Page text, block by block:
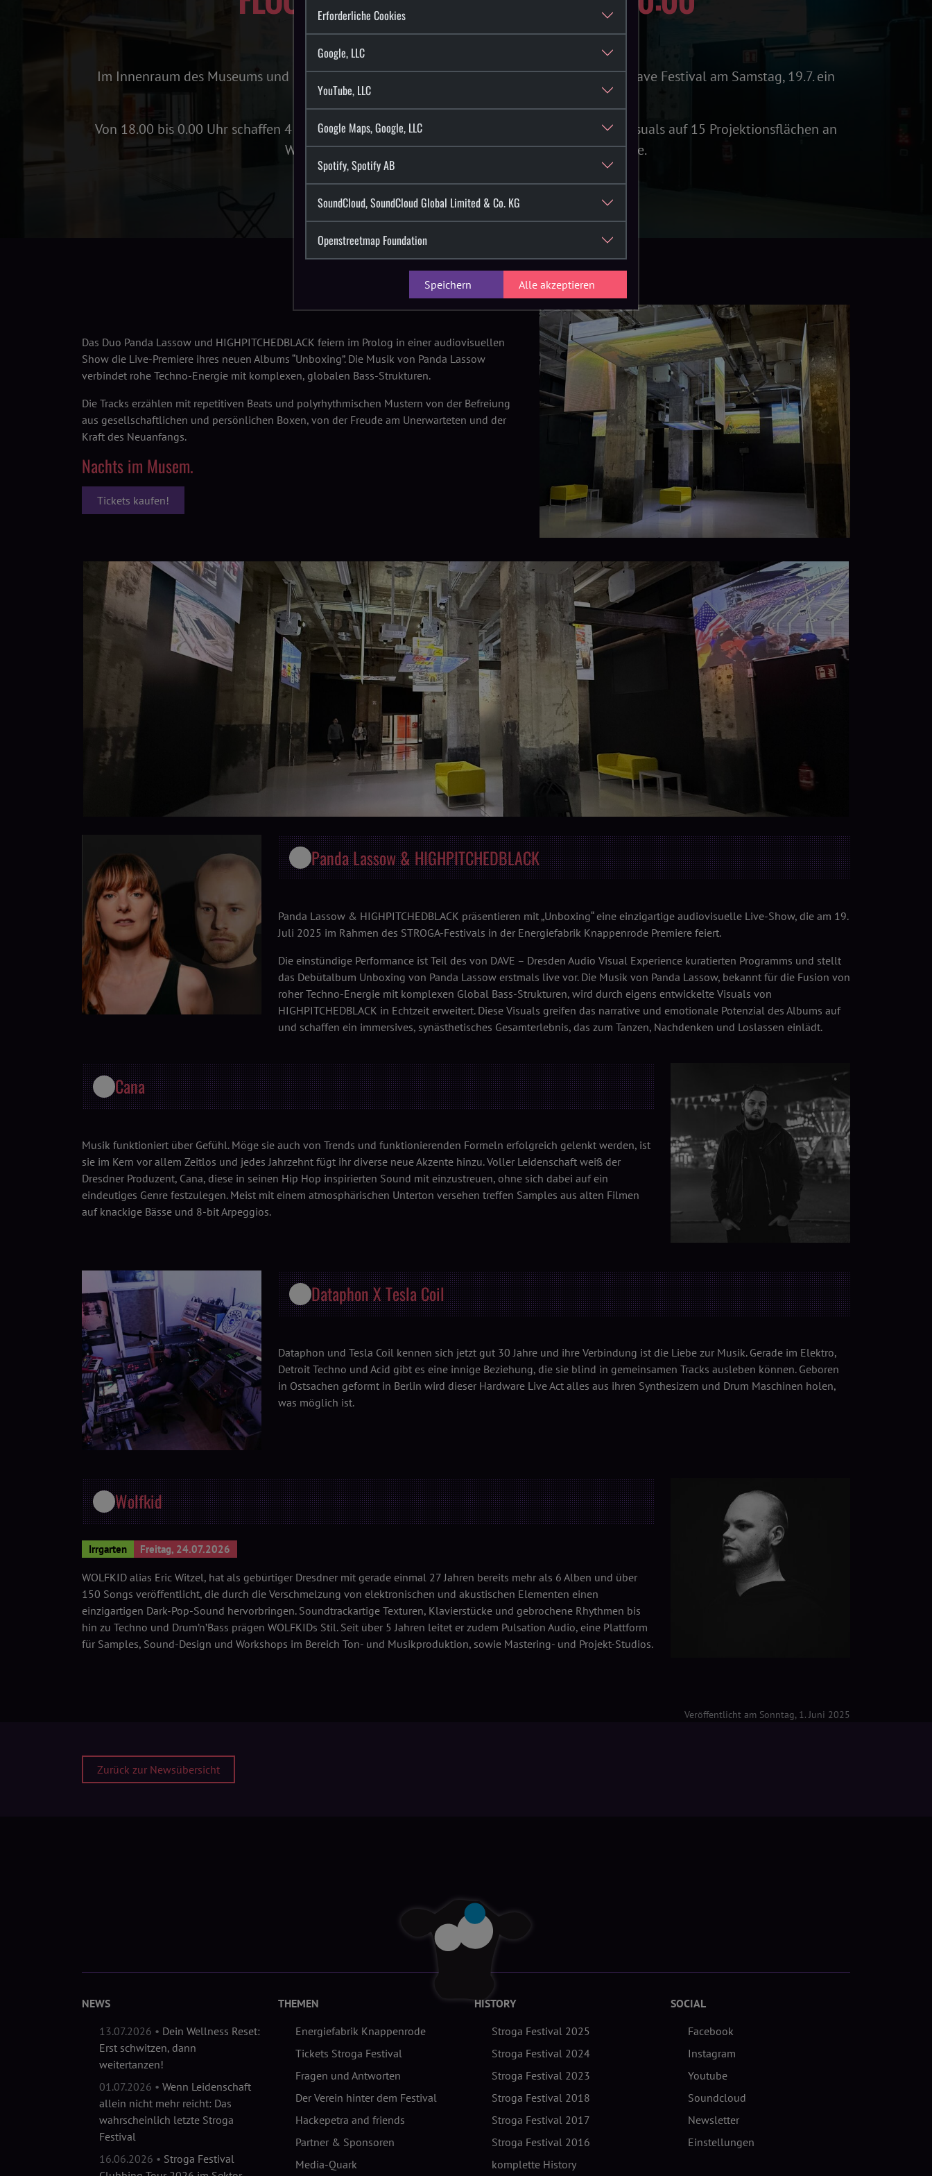
Im Innenraum des Museums und Industriedenkmals entsteht in Zusammenarbeit mit dem Dave Festival am Samstag, 19.7. ein
Von 18.00 bis 0.00 Uhr schaffen 4 LiveActs im Zusammenspiel mit Videokünstlern, welche Visuals auf 15 Projektionsflächen an
Wänden und Decke projizieren, eine einzigartige Atmosphäre.
Das Duo Panda Lassow und HIGHPITCHEDBLACK feiern im Prolog in einer audiovisuellen
Show die Live-Premiere ihres neuen Albums “Unboxing”. Die Musik von Panda Lassow
verbindet rohe Techno-Energie mit komplexen, globalen Bass-Strukturen.
Die Tracks erzählen mit repetitiven Beats und polyrhythmischen Mustern von der Befreiung
aus gesellschaftlichen und persönlichen Boxen, von der Freude am Unerwarteten und der
Kraft des Neuanfangs.
Nachts im Musem.
Tickets kaufen!
Panda Lassow & HIGHPITCHEDBLACK
Panda Lassow & HIGHPITCHEDBLACK präsentieren mit „Unboxing“ eine einzigartige audiovisuelle Live-Show, die am 19.
Juli 2025 im Rahmen des STROGA-Festivals in der Energiefabrik Knappenrode Premiere feiert.
Die einstündige Performance ist Teil des von DAVE – Dresden Audio Visual Experience kuratierten Programms und stellt
das Debütalbum Unboxing von Panda Lassow erstmals live vor. Die Musik von Panda Lassow, bekannt für die Fusion von
roher Techno-Energie mit komplexen Global Bass-Strukturen, wird durch eigens entwickelte Visuals von
HIGHPITCHEDBLACK in Echtzeit erweitert. Diese Visuals greifen das narrative und emotionale Potenzial des Albums auf
und schaffen ein immersives, synästhetisches Gesamterlebnis, das zum Tanzen, Nachdenken und Loslassen einlädt.
Cana
Musik funktioniert über Gefühl. Möge sie auch von Trends und funktionierenden Formeln erfolgreich gelenkt werden, ist
sie im Kern vor allem Zeitlos und jedes Jahrzehnt fügt ihr diverse neue Akzente hinzu. Voller Leidenschaft weiß der
Dresdner Produzent, Cana, diese in seinen Hip Hop inspirierten Sound mit einzustreuen, ohne sich dabei auf ein
eindeutiges Genre festzulegen. Meist mit einem atmosphärischen Unterton versehen treffen Samples aus alten Filmen
auf knackige Bässe und 8-bit Arpeggios.
Dataphon X Tesla Coil
Dataphon und Tesla Coil kennen sich jetzt gut 30 Jahre und ihre Verbindung ist die Liebe zur Musik. Gerade im Elektro,
Detroit Techno und Acid gibt es eine innige Beziehung, die sie blind in gemeinsamen Tracks ausleben können. Geboren
in Ostsachen geformt in Berlin wird dieser Hardware Live Act alles aus ihren Synthesizern und Drum Maschinen holen,
was möglich ist.
Wolfkid
Irrgarten Freitag, 24.07.2026
WOLFKID alias Eric Witzel, hat als gebürtiger Dresdner mit gerade einmal 27 Jahren bereits mehr als 6 Alben und über
150 Songs veröffentlicht, die durch die Verschmelzung von elektronischen und akustischen Elementen einen
einzigartigen Dark-Pop-Sound hervorbringen. Soundtrackartige Texturen, Klavierstücke und gebrochene Rhythmen bis
hin zu Techno und Drum’n’Bass prägen WOLFKIDs Stil. Seit über 5 Jahren leitet er zudem Pulsation Audio, eine Plattform
für Samples, Sound-Design und Workshops im Bereich Ton- und Musikproduktion, sowie Mastering- und Projekt-Studios.
Veröffentlicht am Sonntag, 1. Juni 2025
Zurück zur Newsübersicht
NEWS
13.07.2026 • Dein Wellness Reset:
Erst schwitzen, dann
weitertanzen!
01.07.2026 • Wenn Leidenschaft
allein nicht mehr reicht: Das
wahrscheinlich letzte Stroga
Festival
16.06.2026 • Stroga Festival
THEMEN
Energiefabrik Knappenrode
Tickets Stroga Festival
Fragen und Antworten
Der Verein hinter dem Festival
Hackepetra and friends
Partner & Sponsoren
Media-Quark
HISTORY
Stroga Festival 2025
Stroga Festival 2024
Stroga Festival 2023
Stroga Festival 2018
Stroga Festival 2017
Stroga Festival 2016
komplette History
SOCIAL
Facebook
Instagram
Youtube
Soundcloud
Newsletter
Einstellungen
Erforderliche Cookies
Google, LLC
YouTube, LLC
Google Maps, Google, LLC
Spotify, Spotify AB
SoundCloud, SoundCloud Global Limited & Co. KG
Openstreetmap Foundation
Speichern Alle akzeptieren